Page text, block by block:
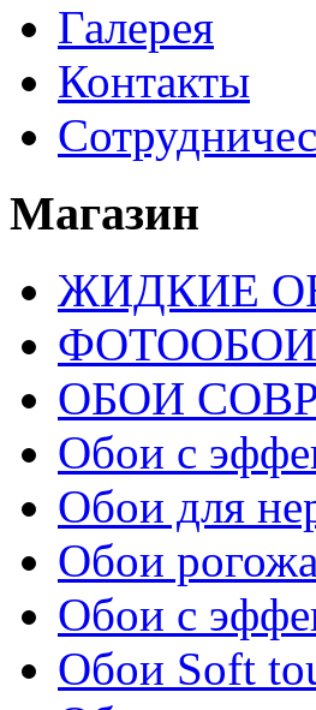
Галерея
Контакты
Магазин
ЖИДКИЕ
ФОТООБОИ
ОБОИ
Обои с
Обои для
Обои
Обои с
Обои Soft